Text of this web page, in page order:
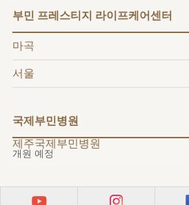
부민 프레스티지 라이프케어센터
마곡
서울
국제부민병원
제주국제부민병원
개원 예정